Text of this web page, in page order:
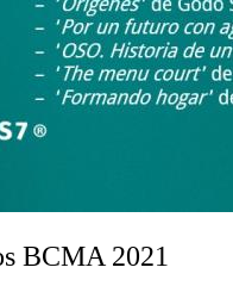
BCMA 2021